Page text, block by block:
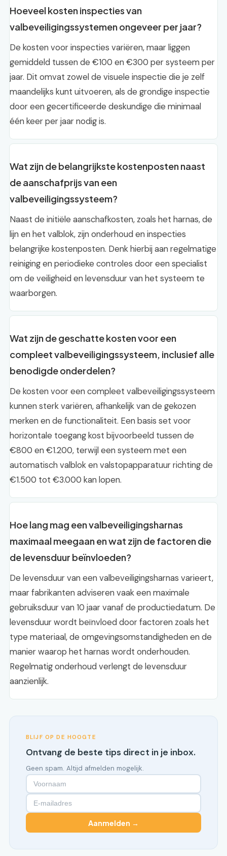
Hoeveel kosten inspecties van
valbeveiligingssystemen ongeveer per jaar?
De kosten voor inspecties variëren, maar liggen
gemiddeld tussen de €100 en €300 per systeem per
jaar. Dit omvat zowel de visuele inspectie die je zelf
maandelijks kunt uitvoeren, als de grondige inspectie
door een gecertificeerde deskundige die minimaal
één keer per jaar nodig is.
Wat zijn de belangrijkste kostenposten naast
de aanschafprijs van een
valbeveiligingssysteem?
Naast de initiële aanschafkosten, zoals het harnas, de
lijn en het valblok, zijn onderhoud en inspecties
belangrijke kostenposten. Denk hierbij aan regelmatige
reiniging en periodieke controles door een specialist
om de veiligheid en levensduur van het systeem te
waarborgen.
Wat zijn de geschatte kosten voor een
compleet valbeveiligingssysteem, inclusief alle
benodigde onderdelen?
De kosten voor een compleet valbeveiligingssysteem
kunnen sterk variëren, afhankelijk van de gekozen
merken en de functionaliteit. Een basis set voor
horizontale toegang kost bijvoorbeeld tussen de
€800 en €1.200, terwijl een systeem met een
automatisch valblok en valstopapparatuur richting de
€1.500 tot €3.000 kan lopen.
Hoe lang mag een valbeveiligingsharnas
maximaal meegaan en wat zijn de factoren die
de levensduur beïnvloeden?
De levensduur van een valbeveiligingsharnas varieert,
maar fabrikanten adviseren vaak een maximale
gebruiksduur van 10 jaar vanaf de productiedatum. De
levensduur wordt beïnvloed door factoren zoals het
type materiaal, de omgevingsomstandigheden en de
manier waarop het harnas wordt onderhouden.
Regelmatig onderhoud verlengt de levensduur
aanzienlijk.
BLIJF OP DE HOOGTE
Ontvang de beste tips direct in je inbox.
Geen spam. Altijd afmelden mogelijk.
Aanmelden →